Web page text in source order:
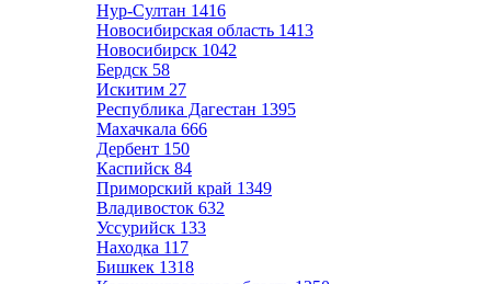
Нур-Султан 1416
Новосибирская область 1413
Новосибирск 1042
Бердск 58
Искитим 27
Республика Дагестан 1395
Махачкала 666
Дербент 150
Каспийск 84
Приморский край 1349
Владивосток 632
Уссурийск 133
Находка 117
Бишкек 1318